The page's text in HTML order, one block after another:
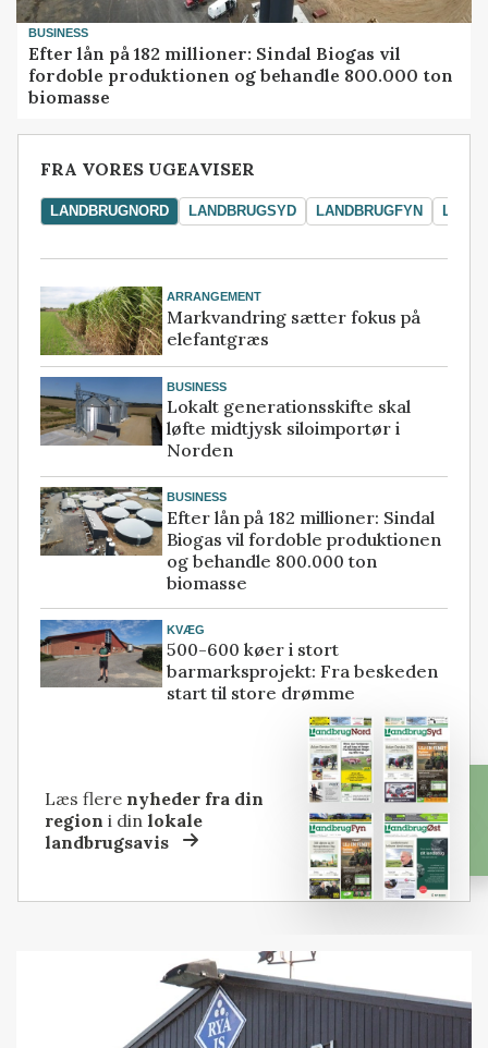
BUSINESS
Efter lån på 182 millioner: Sindal Biogas vil
fordoble produktionen og behandle 800.000 ton
biomasse
FRA VORES UGEAVISER
LANDBRUGNORD LANDBRUGSYD LANDBRUGFYN
ARRANGEMENT
Markvandring sætter fokus på
elefantgræs
BUSINESS
Lokalt generationsskifte skal
løfte midtjysk siloimportør i
Norden
BUSINESS
Efter lån på 182 millioner: Sindal
Biogas vil fordoble produktionen
og behandle 800.000 ton
biomasse
KVÆG
500-600 køer i stort
barmarksprojekt: Fra beskeden
start til store drømme
Læs flere nyheder fra din
region i dinlokale
landbrugsavis